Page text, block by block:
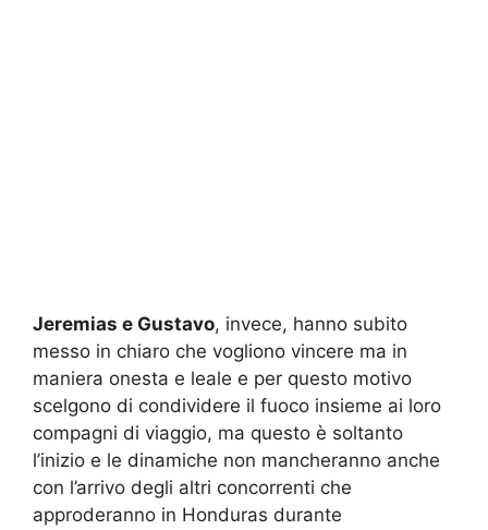
Jeremias e Gustavo, invece, hanno subito
messo in chiaro che vogliono vincere ma in
maniera onesta e leale e per questo motivo
scelgono di condividere il fuoco insieme ai loro
compagni di viaggio, ma questo è soltanto
l’inizio e le dinamiche non mancheranno anche
con l’arrivo degli altri concorrenti che
approderanno in Honduras durante